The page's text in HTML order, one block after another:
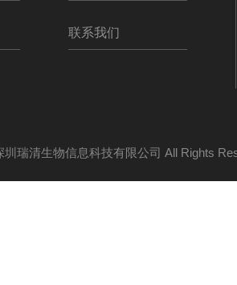
联系我们
圳瑞清生物信息科技有限公司 All Rights